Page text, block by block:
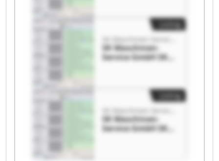
SK Maschinen-
Service GmbH SK
SK Maschinen-
Service GmbH SK